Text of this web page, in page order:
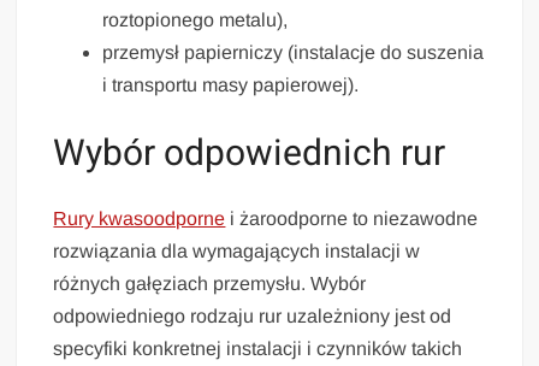
roztopionego metalu),
przemysł papierniczy (instalacje do suszenia
i transportu masy papierowej).
Wybór odpowiednich rur
Rury kwasoodporne i żaroodporne to niezawodne
rozwiązania dla wymagających instalacji w
różnych gałęziach przemysłu. Wybór
odpowiedniego rodzaju rur uzależniony jest od
specyfiki konkretnej instalacji i czynników takich